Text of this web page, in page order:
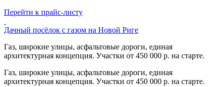
Перейти к прайс-листу
Дачный посёлок с газом на Новой Риге
Газ, широкие улицы, асфальтовые дороги, единая
архитектурная концепция. Участки от 450 000 р. на старте.
Газ, широкие улицы, асфальтовые дороги, единая
архитектурная концепция. Участки от 450 000 р. на старте.